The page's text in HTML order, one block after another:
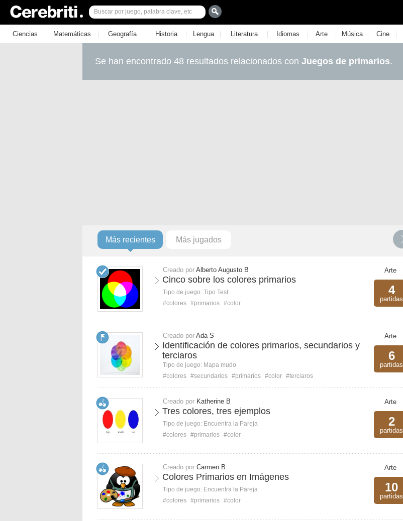
Ciencias | Matemáticas | Geografía | Historia | Lengua | Literatura | Idiomas | Arte | Música | Cine |
Se han encontrado 48 resultados relacionados con Juegos de primarios.
Más recientes Más jugados
Creado por Alberto Augusto B
Cinco sobre los colores primarios
Tipo de juego: Tipo Test
#colores #primarios #color
Arte
4
partidas
Creado por Ada S
Identificación de colores primarios, secundarios y
terciaros
Tipo de juego: Mapa mudo
#colores #secundarios #primarios #color #terciaros
Arte
6
partidas
Creado por Katherine B
Tres colores, tres ejemplos
Tipo de juego: Encuentra la Pareja
#colores #primarios #color
Arte
2
partidas
Creado por Carmen B
Colores Primarios en Imágenes
Tipo de juego: Encuentra la Pareja
#colores #primarios #color
Arte
10
partidas